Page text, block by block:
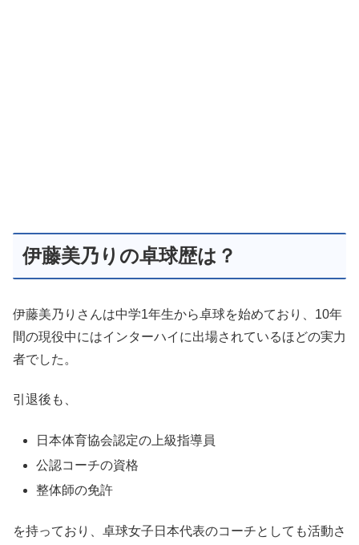
伊藤美乃りの卓球歴は？
伊藤美乃りさんは中学1年生から卓球を始めており、10年
間の現役中にはインターハイに出場されているほどの実力
者でした。
引退後も、
日本体育協会認定の上級指導員
公認コーチの資格
整体師の免許
を持っており、卓球女子日本代表のコーチとしても活動さ